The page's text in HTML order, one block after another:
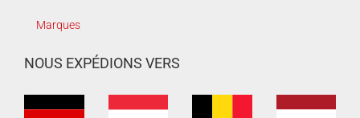
Marques
NOUS EXPÉDIONS VERS